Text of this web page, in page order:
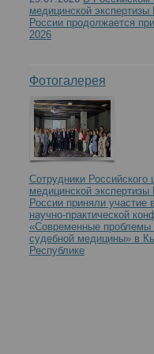
медицинской
России продолжается
2026
Фотогалерея
Сотрудники Российского
медицинской
России приняли
научно-практической
«Современные проблемы
судебной медицины» в
Республике